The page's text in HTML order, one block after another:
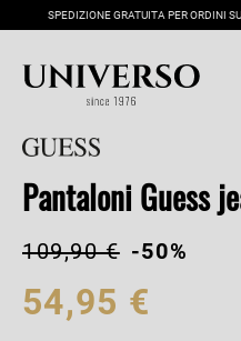
SPEDIZIONE GRATUITA PER ORDINI
Pantaloni Guess
109,90 € -50%
54,95 €